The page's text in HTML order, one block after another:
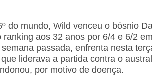
do mundo, Wild venceu o bósnio
ranking aos 32 anos por 6/4 e 6/2
passada, enfrenta nesta
liderava a partida contra o
por motivo de doença.